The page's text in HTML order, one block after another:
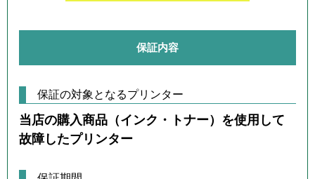
保証内容
保証の対象となるプリンター
当店の購入商品（インク・トナー）を使用して
故障したプリンター